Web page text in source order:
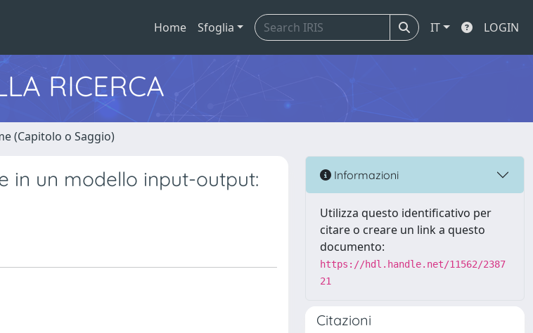
Home Sfoglia IT LOGIN
RICERCA
(Capitolo o Saggio)
in un modello input-output:
Informazioni
Utilizza questo identificativo per
citare o creare un link a questo
documento:
https://hdl.handle.net/11562/2387
21
Citazioni